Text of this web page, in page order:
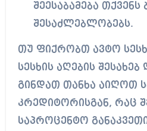
შეესაბამება თქვენს
შესაძლებლობებს.
თუ ფიქრობთ ავტო
სესხის აღების
გინდათ თანხა აიღოთ
კრედიტორისგან, რაც
საპროცენტო